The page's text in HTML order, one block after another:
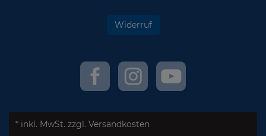
Widerruf
* inkl. MwSt. zzgl. Versandkosten